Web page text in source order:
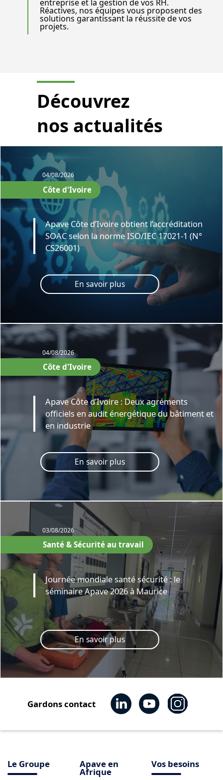
entreprise et la gestion de vos RH.
Réactives, nos équipes vous proposent des
solutions garantissant la réussite de vos
projets.
Découvrez
nos actualités
04/08/2026
Côte d'Ivoire
Apave Côte d’Ivoire obtient l’accréditation
SOAC selon la norme ISO/IEC 17021-1 (N°
CS26001)
En savoir plus
04/08/2026
Côte d'Ivoire
Apave Côte d’Ivoire : Deux agréments
officiels en audit énergétique du bâtiment et
en industrie
En savoir plus
03/08/2026
Santé & Sécurité au travail
Journée mondiale santé sécurité : le
séminaire Apave 2026 à Maurice
En savoir plus
Gardons contact
Le Groupe Apave en
Afrique
Vos besoins